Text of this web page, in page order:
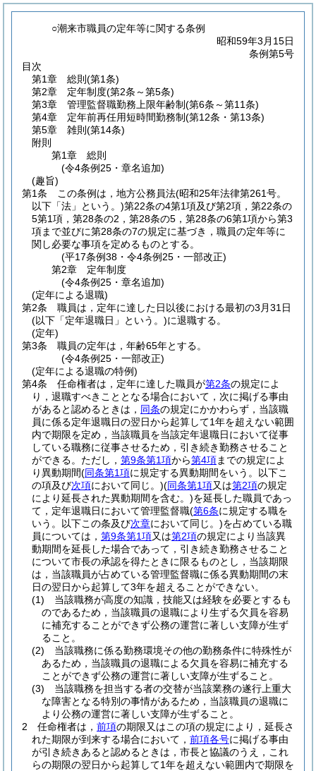
○潮来市職員の定年等に関する条例
昭和59年3月15日
条例第5号
目次
第1章
総則 (第1条)
第2章
定年制度(第2条～第5条)
第3章
管理監督職勤務上限年齢制(第6条～第11条)
第4章
定年前再任用短時間勤務制(第12条・第13条)
第5章
雑則 (第14条)
附則
第1章
総則
(令4条例25・章名追加)
(趣旨)
第1条
この条例は，地方公務員法(昭和25年法律第261号。
以下「法」という。)第22条の4第1項及び第2項，第22条の
5第1項，第28条の2，第28条の5，第28条の6第1項から第3
項まで並びに第28条の7の規定に基づき，職員の定年等に
関し必要な事項を定めるものとする。
(平17条例38・令4条例25・一部改正)
第2章
定年制度
(令4条例25・章名追加)
(定年による退職)
第2条
職員は，定年に達した日以後における最初の3月31日
(以下「定年退職日」という。)に退職する。
(定年)
第3条
職員の定年は，年齢65年とする。
(令4条例25・一部改正)
(定年による退職の特例)
第4条
任命権者は，定年に達した職員が第2条の規定によ
り，退職すべきこととなる場合において，次に掲げる事由
があると認めるときは， 同条の規定にかかわらず，当該職
員に係る定年退職日の翌日から起算して1年を超えない範囲
内で期限を定め，当該職員を当該定年退職日において従事
している職務に従事させるため，引き続き勤務させること
ができる。 ただし， 第9条第1項から第4項までの規定によ
り異動期間(同条第1項に規定する異動期間をいう。以下こ
の項及び次項において同じ。)(同条第1項又は第2項の規定
により延長された異動期間を含む。)を延長した職員であっ
て，定年退職日において管理監督職(第6条に規定する職を
いう。以下この条及び次章において同じ。)を占めている職
員については， 第9条第1項又は第2項の規定により当該異
動期間を延長した場合であって，引き続き勤務させること
について市長の承認を得たときに限るものとし，当該期限
は，当該職員が占めている管理監督職に係る異動期間の末
日の翌日から起算して3年を超えることができない。
(1)
当該職務が高度の知識，技能又は経験を必要とするも
のであるため，当該職員の退職により生ずる欠員を容易
に補充することができず公務の運営に著しい支障が生ず
ること。
(2)
当該職務に係る勤務環境その他の勤務条件に特殊性が
あるため，当該職員の退職による欠員を容易に補充する
ことができず公務の運営に著しい支障が生ずること。
(3)
当該職務を担当する者の交替が当該業務の遂行上重大
な障害となる特別の事情があるため，当該職員の退職に
より公務の運営に著しい支障が生ずること。
2
任命権者は， 前項の期限又はこの項の規定により，延長さ
れた期限が到来する場合において， 前項各号に掲げる事由
が引き続きあると認めるときは，市長と協議のうえ，これ
らの期限の翌日から起算して1年を超えない範囲内で期限を